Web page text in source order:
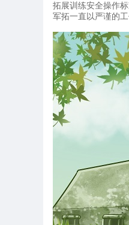
拓展训练安全操作
军拓一直以严谨的